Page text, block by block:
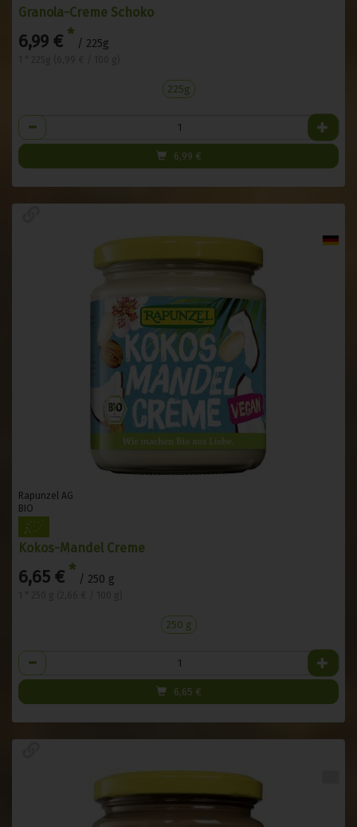
Granola-Creme Schoko
6,99 € * / 225g
225g
Anzahl
6,99 €
Rapunzel AG
BIO
Kokos-Mandel Creme
6,65 € * / 250 g
250 g
Anzahl
6,65 €